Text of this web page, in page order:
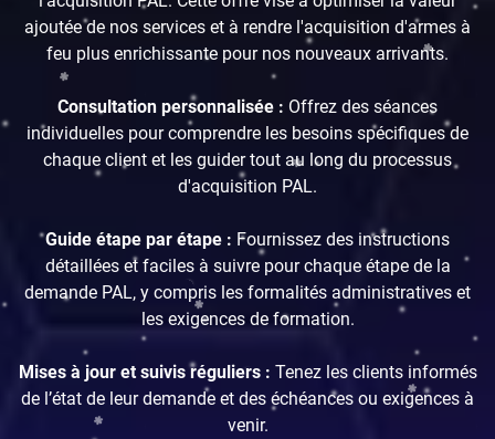
ajoutée de nos services et à rendre l'acquisition d'armes à
feu plus enrichissante pour nos nouveaux arrivants.
Consultation personnalisée : Offrez des séances
individuelles pour comprendre les besoins spécifiques de
chaque client et les guider tout au long du processus
d'acquisition PAL.
Guide étape par étape : Fournissez des instructions
détaillées et faciles à suivre pour chaque étape de la
demande PAL, y compris les formalités administratives et
les exigences de formation.
Mises à jour et suivis réguliers : Tenez les clients informés
de l’état de leur demande et des échéances ou exigences à
venir.